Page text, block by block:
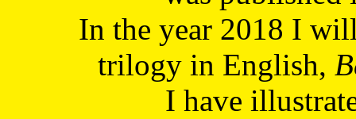
In the year 2018 I
trilogy in English,
I have